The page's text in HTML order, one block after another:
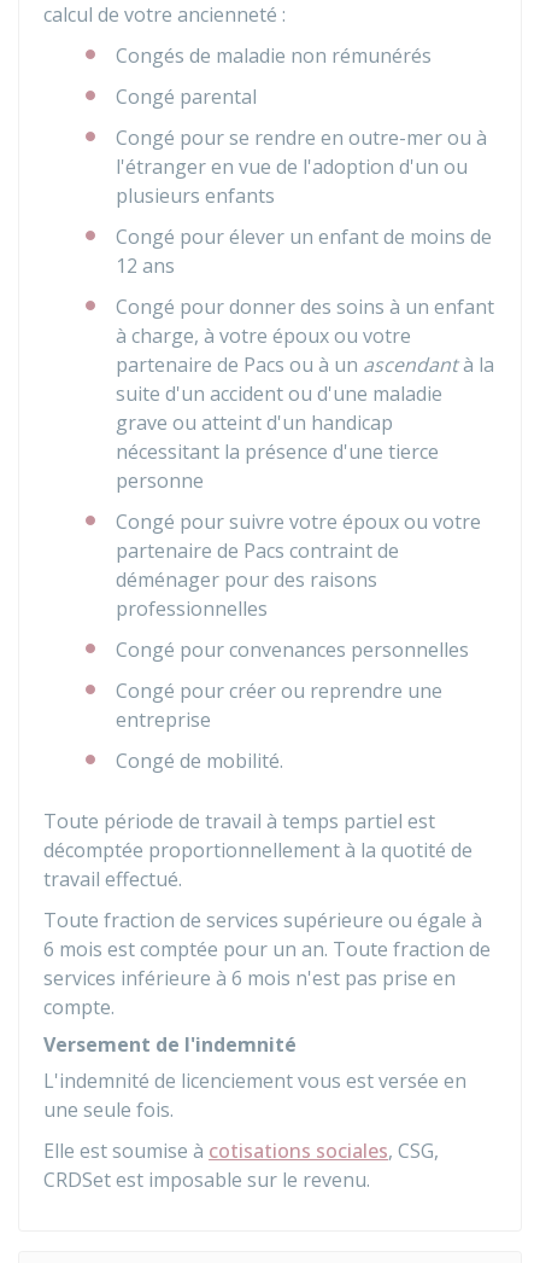
calcul de votre ancienneté :
Congés de maladie non rémunérés
Congé parental
Congé pour se rendre en outre-mer ou à
l'étranger en vue de l'adoption d'un ou
plusieurs enfants
Congé pour élever un enfant de moins de
12 ans
Congé pour donner des soins à un enfant
à charge, à votre époux ou votre
partenaire de Pacs ou à un ascendantà la
suite d'un accident ou d'une maladie
grave ou atteint d'un handicap
nécessitant la présence d'une tierce
personne
Congé pour suivre votre époux ou votre
partenaire de Pacs contraint de
déménager pour des raisons
professionnelles
Congé pour convenances personnelles
Congé pour créer ou reprendre une
entreprise
Congé de mobilité.
Toute période de travail à temps partiel est
décomptée proportionnellement à la quotité de
travail effectué.
Toute fraction de services supérieure ou égale à
6 mois est comptée pour un an. Toute fraction de
services inférieure à 6 mois n'est pas prise en
compte.
Versement de l'indemnité
L'indemnité de licenciement vous est versée en
une seule fois.
Elle est soumise à cotisations sociales, CSG,
CRDSet est imposable sur le revenu.